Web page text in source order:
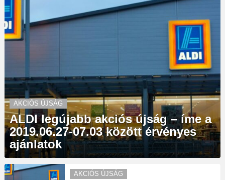
AKCIÓS ÚJSÁG
ALDI legújabb akciós újság – íme a
2019.06.27-07.03 között érvényes
ajánlatok
AKCIÓS ÚJSÁG